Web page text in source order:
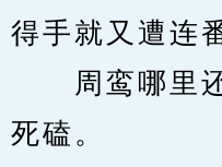
得手就又遭连
周鸾哪里还
死磕。